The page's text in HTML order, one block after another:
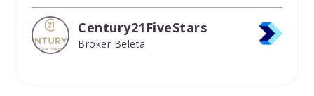
Century21FiveStars
Broker Beleta